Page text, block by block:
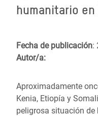
a
navegación
humanitario
Fecha de publicación:
Autor/a:
Aproximadamente
Kenia, Etiopía y
peligrosa situación de